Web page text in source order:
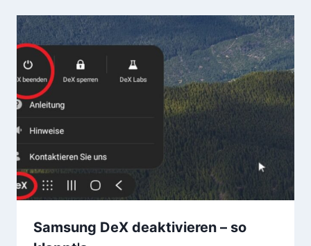
Samsung DeX deaktivieren – so